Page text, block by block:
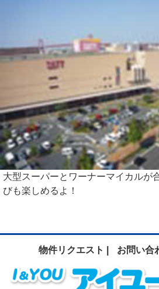
大型スーパーとワーナーマイカルが
びも楽しめるよ！
物件リクエスト | お問い合